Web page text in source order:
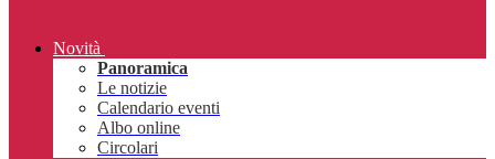
Novità
Panoramica
Le notizie
Calendario eventi
Albo online
Circolari